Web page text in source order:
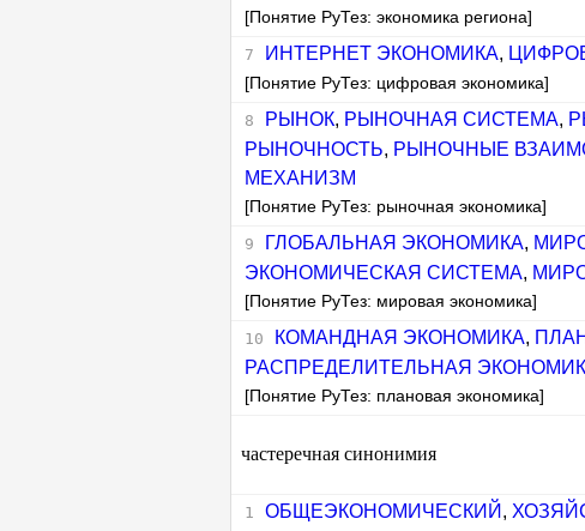
[Понятие РуТез: экономика региона]
ИНТЕРНЕТ ЭКОНОМИКА,
[Понятие РуТез: цифровая экономика]
РЫНОК, РЫНОЧНАЯ СИСТЕМА,
РЫНОЧНОСТЬ, РЫНОЧНЫЕ
МЕХАНИЗМ
[Понятие РуТез: рыночная экономика]
ГЛОБАЛЬНАЯ ЭКОНОМИКА,
ЭКОНОМИЧЕСКАЯ СИСТЕМА,
[Понятие РуТез: мировая экономика]
КОМАНДНАЯ ЭКОНОМИКА,
РАСПРЕДЕЛИТЕЛЬНАЯ
[Понятие РуТез: плановая экономика]
частеречная синонимия
ОБЩЕЭКОНОМИЧЕСКИЙ ,